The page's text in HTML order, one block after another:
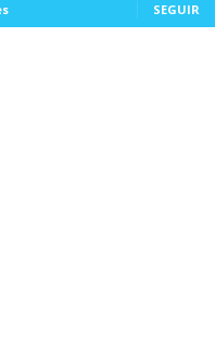
SEGUIR